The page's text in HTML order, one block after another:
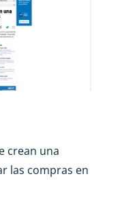
crean una
las compras en